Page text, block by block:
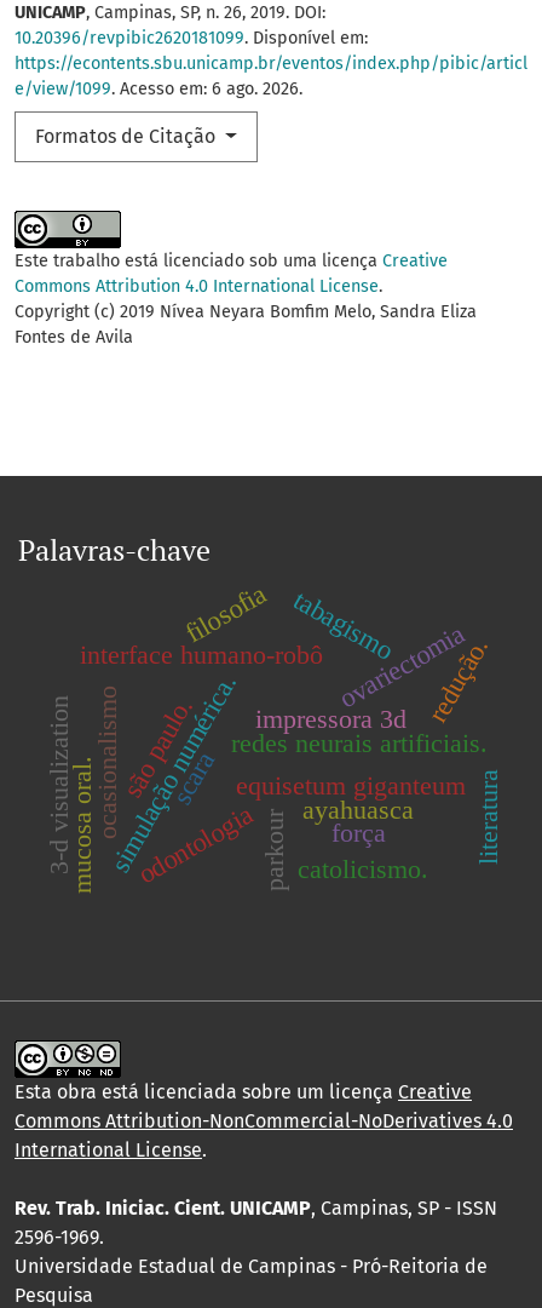
UNICAMP, Campinas, SP, n. 26, 2019. DOI:
10.20396/revpibic2620181099. Disponível em:
https://econtents.sbu.unicamp.br/eventos/index.php/pibic/articl
e/view/1099. Acesso em: 6 ago. 2026.
Formatos de Citação
Este trabalho está licenciado sob uma licença Creative
Commons Attribution 4.0 International License.
Copyright (c) 2019 Nívea Neyara Bomfim Melo, Sandra Eliza
Fontes de Avila
Palavras-chave
impressora 3d
scara
simulação numérica.equisetum giganteum
ovariectomia
interface humano-robô
redes neurais artificiais.
ayahuasca
tabagismo
redução.
ocasionalismo força
odontologia
mucosa oral.
3-d visualization parkour
são paulo.
literatura
filosofia
catolicismo.
Esta obra está licenciada sobre um licença Creative
Commons Attribution-NonCommercial-NoDerivatives 4.0
International License.
Rev. Trab. Iniciac. Cient. UNICAMP, Campinas, SP - ISSN
2596-1969.
Universidade Estadual de Campinas - Pró-Reitoria de
Pesquisa